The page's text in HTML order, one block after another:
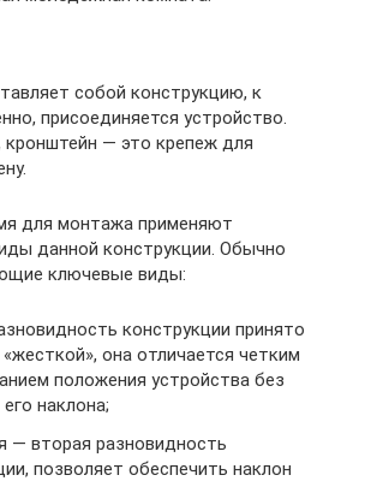
собой конструкцию, к
присоединяется устройство.
кронштейн — это крепеж для
для монтажа применяют
данной конструкции. Обычно
ключевые виды:
конструкции принято
она отличается четким
положения устройства без
наклона;
— вторая разновидность
позволяет обеспечить наклон